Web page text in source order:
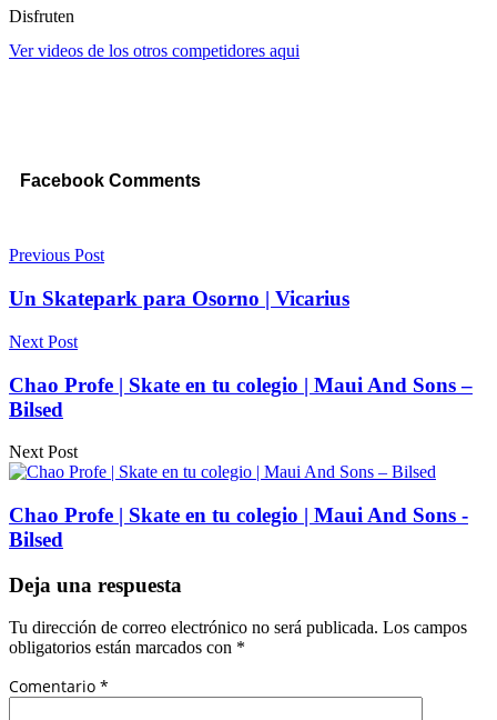
Disfruten
Ver videos de los otros competidores aqui
Facebook Comments
Previous Post
Un Skatepark para Osorno | Vicarius
Next Post
Chao Profe | Skate en tu colegio | Maui And Sons –
Bilsed
Next Post
Chao Profe | Skate en tu colegio | Maui And Sons -
Bilsed
Deja una respuesta
Tu dirección de correo electrónico no será publicada. Los campos
obligatorios están marcados con *
Comentario *